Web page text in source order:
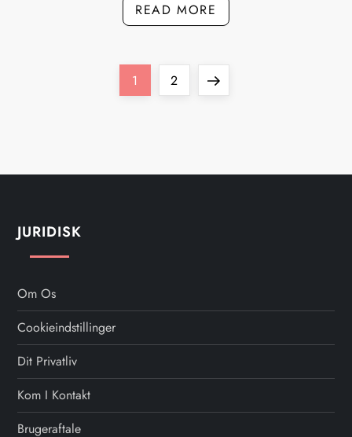
READ MORE
s
p
a
g
i
n
Page
1 Page
2
Next
JURIDISK
Om Os
Cookieindstillinger
Dit Privatliv
Kom I Kontakt
Brugeraftale